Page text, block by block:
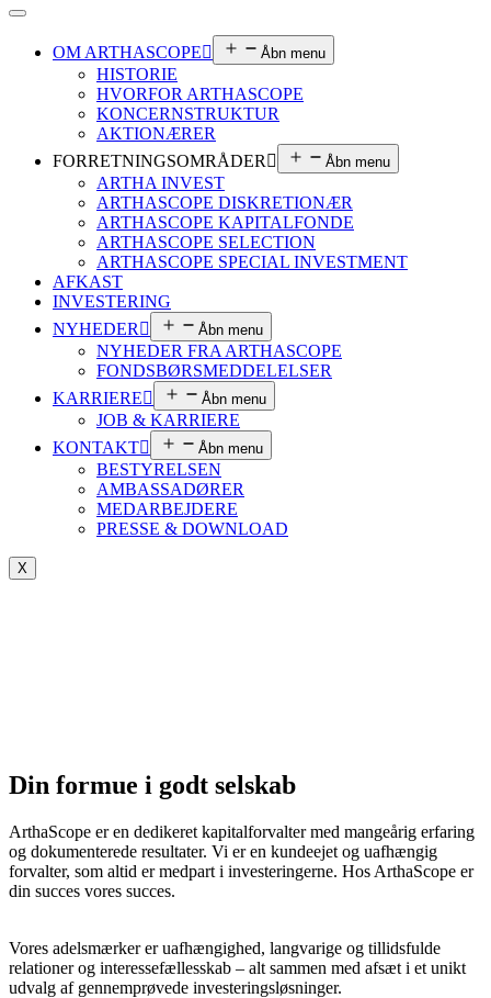
OM ARTHASCOPE Åbn menu
HISTORIE
HVORFOR ARTHASCOPE
KONCERNSTRUKTUR
AKTIONÆRER
FORRETNINGSOMRÅDER
Åbn menu
ARTHA INVEST
ARTHASCOPE DISKRETIONÆR
ARTHASCOPE KAPITALFONDE
ARTHASCOPE SELECTION
ARTHASCOPE SPECIAL INVESTMENT
AFKAST
INVESTERING
NYHEDER
Åbn menu
NYHEDER FRA ARTHASCOPE
FONDSBØRSMEDDELELSER
KARRIERE
Åbn menu
JOB & KARRIERE
KONTAKT
Åbn menu
BESTYRELSEN
AMBASSADØRER
MEDARBEJDERE
PRESSE & DOWNLOAD
X
Din formue i godt selskab
ArthaScope er en dedikeret kapitalforvalter med mangeårig erfaring
og dokumenterede resultater. Vi er en kundeejet og uafhængig
forvalter, som altid er medpart i investeringerne. Hos ArthaScope er
din succes vores succes.
Vores adelsmærker er uafhængighed, langvarige og tillidsfulde
relationer og interessefællesskab – alt sammen med afsæt i et unikt
udvalg af gennemprøvede investeringsløsninger.